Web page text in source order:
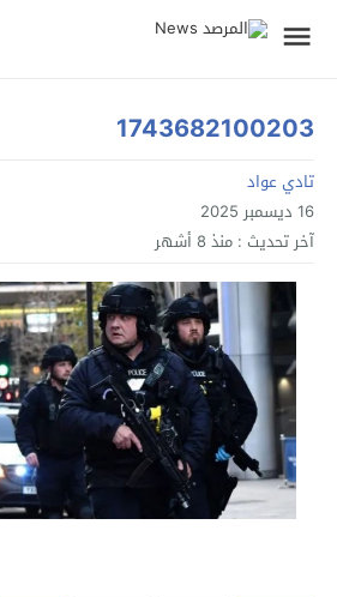
1743682100203
تادي عواد
16 ديسمبر 2025
آخر تحديث : منذ 8 أشهر